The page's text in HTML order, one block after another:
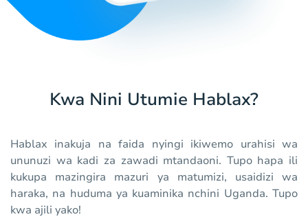
Kwa Nini Utumie Hablax?
Hablax inakuja na faida nyingi ikiwemo urahisi wa
ununuzi wa kadi za zawadi mtandaoni. Tupo hapa ili
kukupa mazingira mazuri ya matumizi, usaidizi wa
haraka, na huduma ya kuaminika nchini Uganda. Tupo
kwa ajili yako!